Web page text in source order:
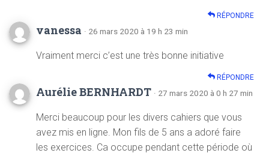
RÉPONDRE
vanessa · 26 mars 2020 à 19 h 23 min
Vraiment merci c’est une très bonne initiative
RÉPONDRE
Aurélie BERNHARDT · 27 mars 2020 à 0 h 27 min
Merci beaucoup pour les divers cahiers que vous
avez mis en ligne. Mon fils de 5 ans a adoré faire
les exercices. Ca occupe pendant cette période où